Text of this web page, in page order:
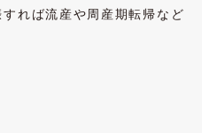
れば流産や周産期転帰など